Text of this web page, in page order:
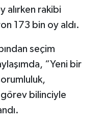
alırken rakibi
173 bin oy aldı.
seçim
“Yeni bir
bilinciyle